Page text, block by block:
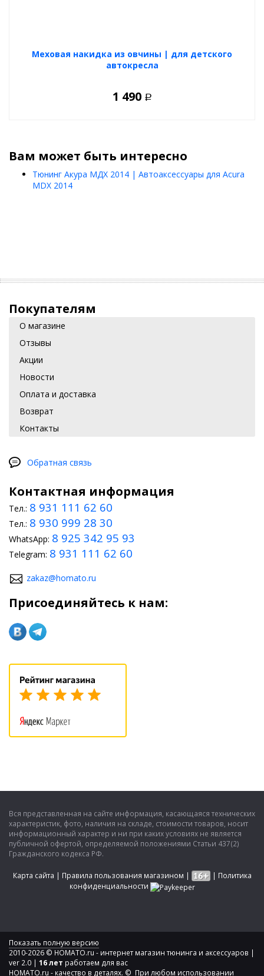
Меховая накидка из овчины | для детского
автокресла
1 490 Р
Вам может быть интересно
Тюнинг Акура МДХ 2014 | Автоаксессуары для Acura
MDX 2014
Покупателям
О магазине
Отзывы
Акции
Новости
Оплата и доставка
Возврат
Контакты
Обратная связь
Контактная информация
Тел.: 8 931 111 62 60
Тел.: 8 930 999 28 30
WhatsApp: 8 925 342 95 93
Telegram: 8 931 111 62 60
zakaz@homato.ru
Присоединяйтесь к нам:
Вся представленная на сайте информация, касающаяся технических
характеристик, фото, наличия на складе, стоимости товаров, носит
информационный характер и ни при каких условиях не является
публичной офертой, определяемой положениями Статьи 437(2)
Гражданского кодекса РФ.
Карта сайта | Правила пользования магазином | | Политика
конфиденциальности
Показать полную версию
2010-2026 © HOMATO.ru - интернет магазин тюнинга и аксессуаров |
ver 2.0 | 16 лет работаем для вас
HOMATO.ru - качество в деталях. © При любом использовании